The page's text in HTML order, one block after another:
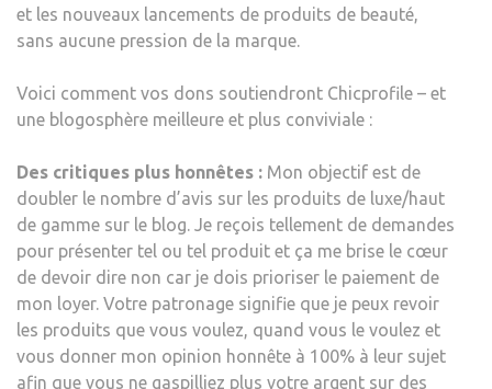
et les nouveaux lancements de produits de beauté,
sans aucune pression de la marque.
Voici comment vos dons soutiendront Chicprofile – et
une blogosphère meilleure et plus conviviale :
Des critiques plus honnêtes : Mon objectif est de
doubler le nombre d’avis sur les produits de luxe/haut
de gamme sur le blog. Je reçois tellement de demandes
pour présenter tel ou tel produit et ça me brise le cœur
de devoir dire non car je dois prioriser le paiement de
mon loyer. Votre patronage signifie que je peux revoir
les produits que vous voulez, quand vous le voulez et
vous donner mon opinion honnête à 100% à leur sujet
afin que vous ne gaspilliez plus votre argent sur des